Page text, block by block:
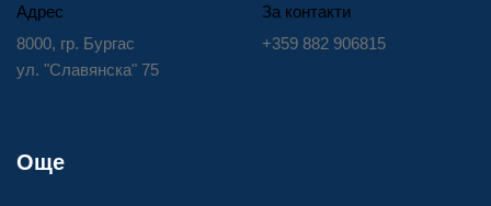
Адрес
8000, гр. Бургас
ул. "Славянска" 75
За контакти
+359 882 906815
Още